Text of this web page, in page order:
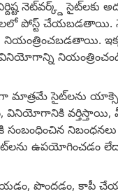
నెట్‌వర్క్డ్ సైట్‌లకు
పోస్ట్ చేయబడతాయి.
నియంత్రించబడతాయి.
మాత్రమే సైట్‌లను
వర్తిస్తాయి,
సైట్‌లను
పొందడం, కాపీ చేయడం